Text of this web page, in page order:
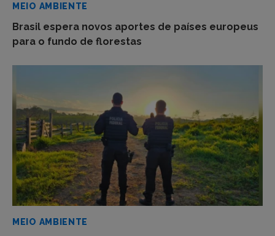
MEIO AMBIENTE
Brasil espera novos aportes de países europeus
para o fundo de florestas
MEIO AMBIENTE